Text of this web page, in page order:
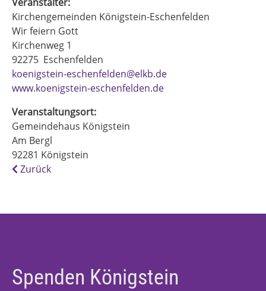
Veranstalter:
Kirchengemeinden Königstein-Eschenfelden
Wir feiern Gott
Kirchenweg 1
92275 Eschenfelden
koenigstein-eschenfelden@elkb.de
www.koenigstein-eschenfelden.de
Veranstaltungsort:
Gemeindehaus Königstein
Am Bergl
92281 Königstein
Zurück
Spenden Königstein